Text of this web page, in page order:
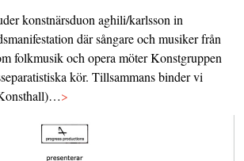
konstnärsduon aghili/karlsson in
där sångare och musiker från
folkmusik och opera möter Konstgruppen
kör. Tillsammans binder vi
>